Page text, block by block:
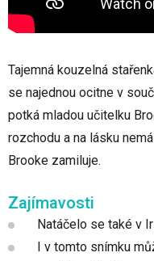
Tajemná kouzelná
se najednou ocitne v
potká mladou učitelku
rozchodu a na lásku
Brooke zamiluje.
Zajímavosti
Natáčelo se také v
I v tomto snímku